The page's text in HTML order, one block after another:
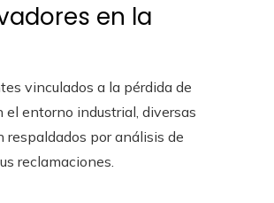
en la
vinculados a la pérdida de
el entorno industrial, diversas
por análisis de
reclamaciones.